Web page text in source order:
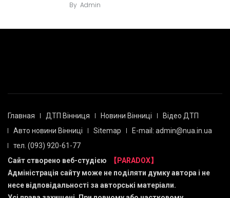
By Admin
Главная ДТП Вінниця Новини Вінниці
Відео ДТП
Авто новини Вінниці
Sitemap
E-mail: admin@nua.in.ua
тел. (093) 920-61-77
Сайт створено веб-студією
【PARADOX】
Адміністрація сайту може не поділяти думку автора і не
несе відповідальності за авторські матеріали.